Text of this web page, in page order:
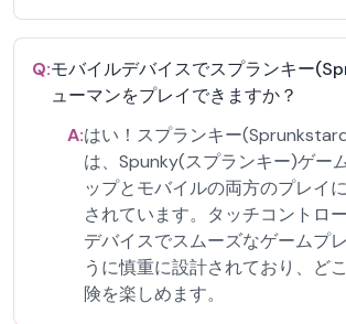
Q:モバイルデバイスでスプランキー
ューマンをプレイできますか？
A:はい！スプランキー
は、Spunky(スプランキー)ゲー
ップとモバイルの両方のプレイ
されています。タッチコントロ
デバイスでスムーズなゲームプ
うに慎重に設計されており、ど
険を楽しめます。